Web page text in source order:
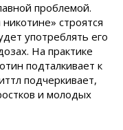
проблемой.
строятся
употреблять его
На практике
подталкивает к
подчеркивает,
и молодых